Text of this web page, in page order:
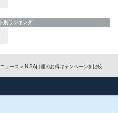
別ランキング
ュース NISA口座のお得キャンペーンを比較